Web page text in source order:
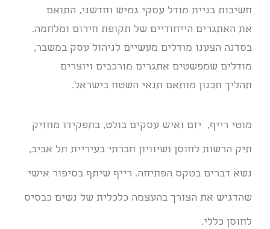
חשיבות בניית מודל עסקי גמיש וחדשני, התואם
את האתגרים הייחודיים של תקופת חירום ומלחמה.
בסדנה הצענו מודלים מעשיים לניהול עסק במשבר,
מודלים שמפשטים אתגרים מורכבים ויוצרים
תהליך תכנון מותאם תנאי השטח בישראל.
מוטי רייף, יזם ואיש עסקים בולט, בתפקידו מחזיק
תיק הרשות לחוסן ושיוויון חברתי בעיריית תל אביב,
נשא דברים בטקס הפתיחה. רייף שיתף בסיפור אישי
שהדגיש את הצורך בהעצמה כלכלית של נשים כבסיס
לחוסן כללי.